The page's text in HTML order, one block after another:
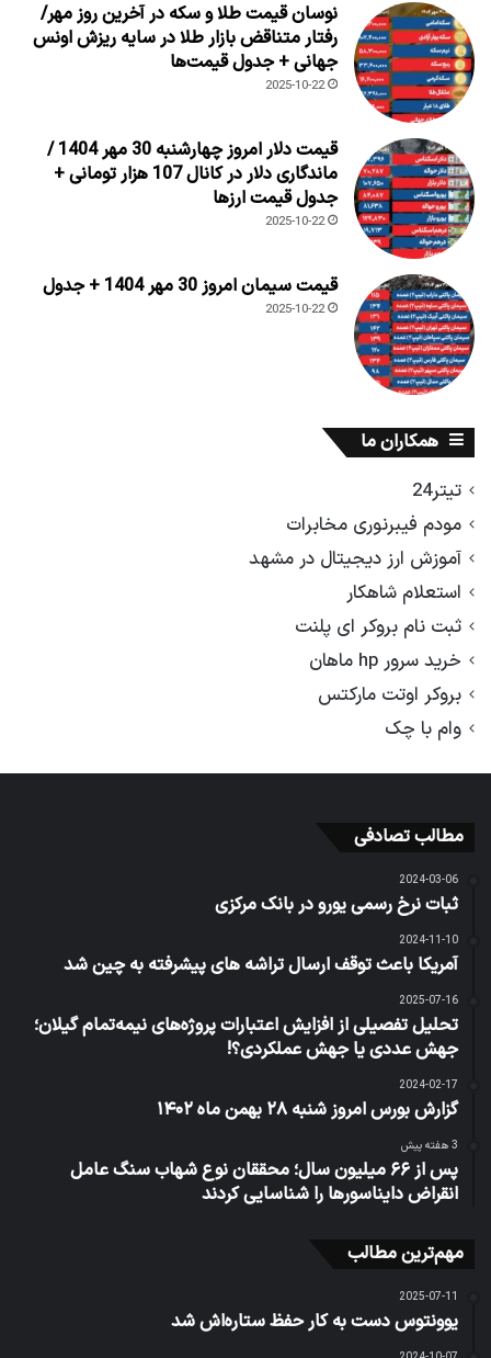
نوسان قیمت طلا و سکه در آخرین روز مهر/
رفتار متناقض بازار طلا در سایه ریزش اونس
جهانی + جدول قیمت‌ها
2025-10-22
قیمت دلار امروز چهارشنبه 30 مهر 1404 /
ماندگاری دلار در کانال 107 هزار تومانی +
جدول قیمت ارزها
2025-10-22
قیمت سیمان امروز 30 مهر 1404 + جدول
2025-10-22
همکاران ما
تیتر24
مودم فیبرنوری مخابرات
آموزش ارز دیجیتال در مشهد
استعلام شاهکار
ثبت نام بروکر ای پلنت
خرید سرور hp ماهان
بروکر اوتت مارکتس
وام با چک
مطالب تصادفی
2024-03-06
ثبات نرخ رسمی یورو در بانک مرکزی
2024-11-10
آمریکا باعث توقف ارسال تراشه های پیشرفته به چین شد
2025-07-16
تحلیل تفصیلی از افزایش اعتبارات پروژه‌های نیمه‌تمام گیلان؛
جهش عددی یا جهش عملکردی؟!
2024-02-17
گزارش بورس امروز شنبه ۲۸ بهمن ماه ۱۴۰۲
3 هفته پیش
پس از ۶۶ میلیون سال؛ محققان نوع شهاب‌ سنگ عامل
انقراض دایناسورها را شناسایی کردند
مهم‌ترین مطالب
2025-07-11
یوونتوس دست به کار حفظ ستاره‌اش شد